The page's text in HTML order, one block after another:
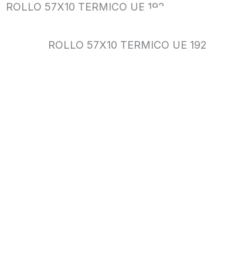
ROLLO 57X10 TERMICO UE 192
ROLLO 57X10 TERMICO UE 192